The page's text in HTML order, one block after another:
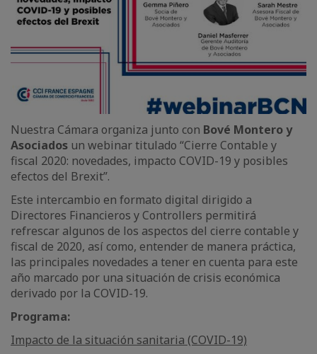
Nuestra Cámara organiza junto con Bové Montero y
Asociados un webinar titulado “Cierre Contable y
fiscal 2020: novedades, impacto COVID-19 y posibles
efectos del Brexit”.
Este intercambio en formato digital dirigido a
Directores Financieros y Controllers permitirá
refrescar algunos de los aspectos del cierre contable y
fiscal de 2020, así como, entender de manera práctica,
las principales novedades a tener en cuenta para este
año marcado por una situación de crisis económica
derivado por la COVID-19.
Programa:
Impacto de la situación sanitaria (COVID-19)